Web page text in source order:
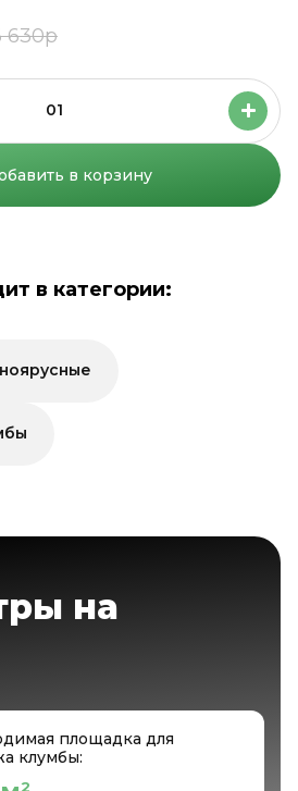
630р
01
в корзину
в категории:
на
площадка для
клумбы:
2